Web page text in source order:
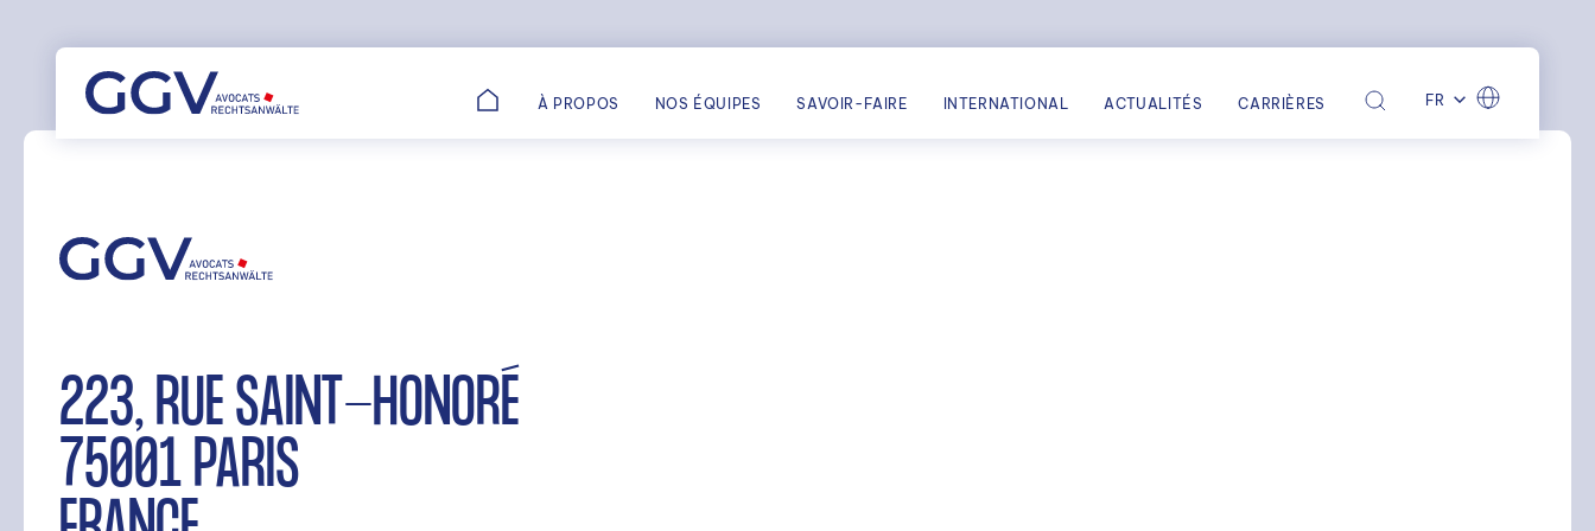
contenu
À PROPOS NOS ÉQUIPES SAVOIR-FAIRE INTERNATIONAL ACTUALITÉS CARRIÈRES FR
223, RUE SAINT-HONORÉ
75001 PARIS